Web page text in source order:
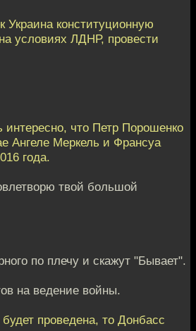
Украина конституционную
условиях ЛДНР, провести
интересно, что Петр Порошенко
Ангеле Меркель и Франсуа
года.
твой большой
по плечу и скажут "Бывает".
на ведение войны.
проведена, то Донбасс